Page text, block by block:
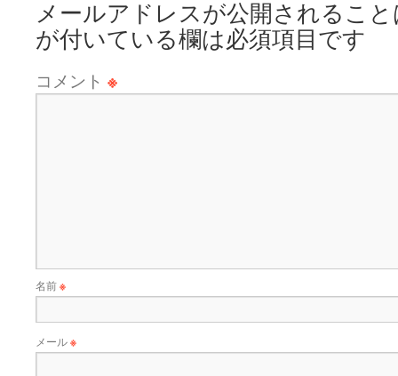
メールアドレスが公開されるこ
が付いている欄は必須項目です
コメント ※
名前※
メール※